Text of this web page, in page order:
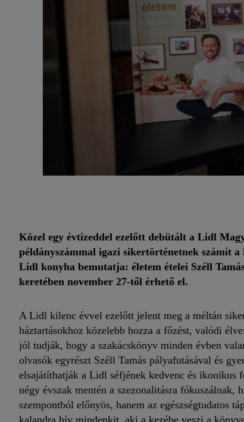
Közel egy évtizeddel ezelőtt debütált a Lidl
példányszámmal igazi sikertörténetnek számít
Lidl konyha bemutatja: életem ételei Széll
keretében november 27-től érhető el.
A Lidl kilenc évvel ezelőtt jelent meg a méltán
háztartásokhoz közelebb hozza a főzést, valódi
jól tudják, hogy a szakácskönyv minden évben
olvasók egyrészt Széll Tamás pályafutásával és
elsajátíthatják a Lidl séfjének kedvenc és ikonikus
négy évszak mentén a szezonalitásra fókuszálnak,
szempontból előnyös, hanem az egészségtudatos